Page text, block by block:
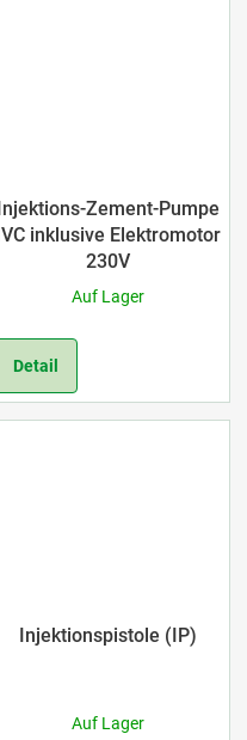
Injektions-Zement-Pumpe
IVC inklusive Elektromotor
230V
Auf Lager
Detail
Injektionspistole (IP)
Auf Lager